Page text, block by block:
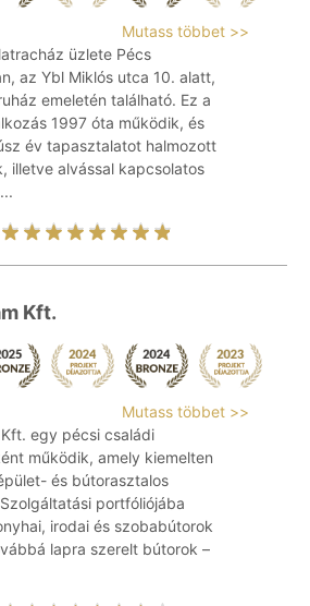
Mutass többet >>
üzlete Pécs
az Ybl Miklós utca 10. alatt,
emeletén található. Ez a
1997 óta működik, és
év tapasztalatot halmozott
illetve alvással kapcsolatos
Kft.
Mutass többet >>
egy pécsi családi
működik, amely kiemelten
és bútorasztalos
portfóliójába
irodai és szobabútorok
lapra szerelt bútorok –